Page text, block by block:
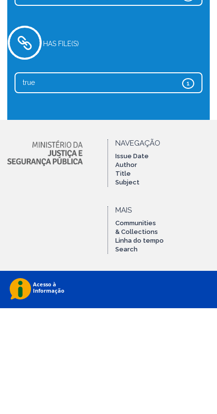
HAS FILE(S)
1
true
NAVEGAÇÃO
Issue Date
Author
Title
Subject
MAIS
Communities
& Collections
Linha do tempo
Search